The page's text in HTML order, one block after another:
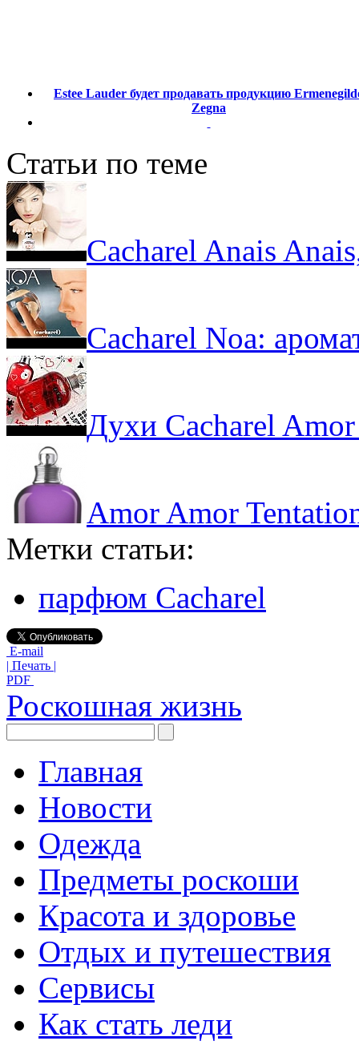
Estee Lauder будет продавать продукцию
Zegna
Статьи по теме
Cacharel Anais
Cacharel Noa:
Духи Cacharel
Amor Amor
Метки статьи:
парфюм Cacharel
E-mail
| Печать |
PDF
Роскошная жизнь
Главная
Новости
Одежда
Предметы роскоши
Красота и здоровье
Отдых и путешествия
Сервисы
Как стать леди